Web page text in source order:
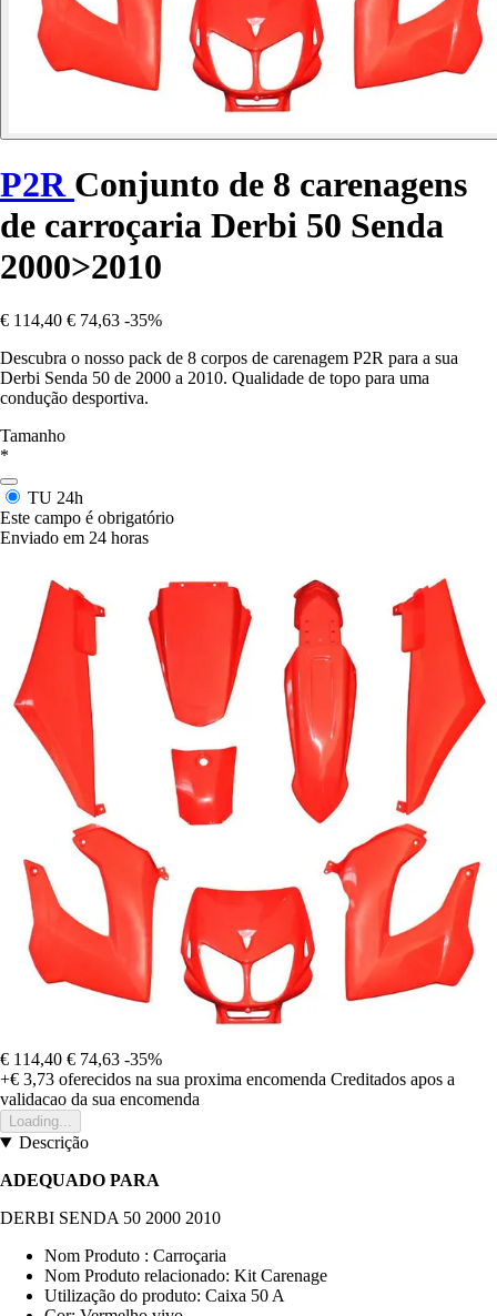
P2R Conjunto de 8 carenagens
de carroçaria Derbi 50 Senda
2000>2010
€ 114,40 € 74,63 -35%
Descubra o nosso pack de 8 corpos de carenagem P2R para a sua
Derbi Senda 50 de 2000 a 2010. Qualidade de topo para uma
condução desportiva.
Tamanho
*
TU 24h
Este campo é obrigatório
Enviado em 24 horas
€ 114,40 € 74,63 -35%
+€ 3,73 oferecidos na sua proxima encomenda Creditados apos a
validacao da sua encomenda
Loading...
Descrição
ADEQUADO PARA
DERBI SENDA 50 2000 2010
Nom Produto : Carroçaria
Nom Produto relacionado: Kit Carenage
Utilização do produto: Caixa 50 A